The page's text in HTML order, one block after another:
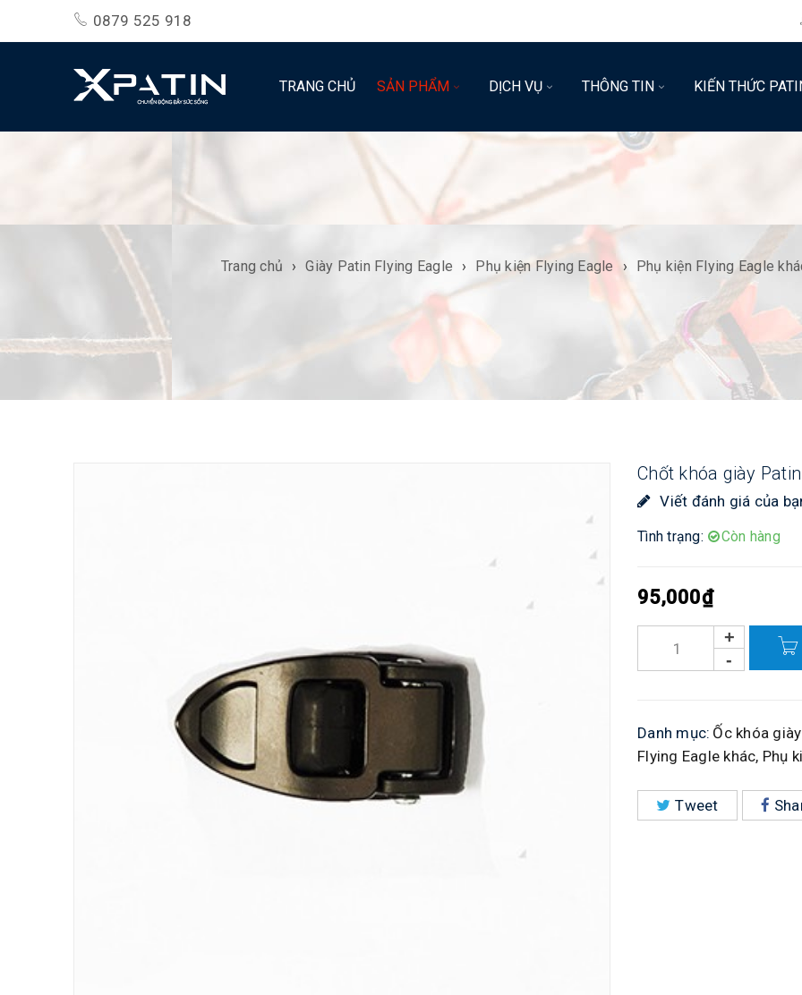
0879 525 918
TRANG CHỦ SẢN PHẨM DỊCH VỤ THÔNG TIN KIẾN THỨC
Trang chủ › Giày Patin Flying Eagle › Phụ kiện Flying Eagle › Phụ kiện Flying Eagle
Chốt khóa giày
Viết đánh giá của
Tình trạng: Còn hàng
95,000₫
Danh mục: Ốc khóa
Flying Eagle khác, Phụ
Tweet